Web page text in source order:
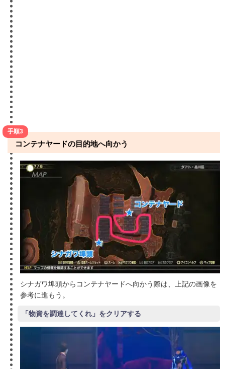
コンテナヤードの目的地へ向かう
手順3
シナガワ埠頭からコンテナヤードへ向かう際は、上記の画像を
参考に進もう。
「物資を調達してくれ」をクリアする